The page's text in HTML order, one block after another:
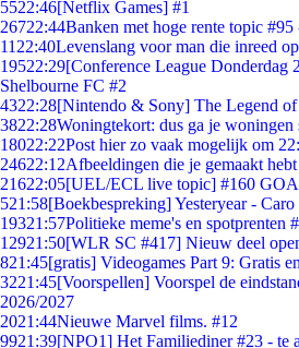
5522:46[Netflix Games] #1
26722:44Banken met hoge rente topic
11 22:40Levenslang voor man die inreed
19522:29[Conference League Donderdag
Shelbourne FC #2
4322:28[Nintendo & Sony] The Legend of
3822:28Woningtekort: dus ga je woningen
18022:22Post hier zo vaak mogelijk om
24622:12Afbeeldingen die je gemaakt
21622:05[UEL/ECL live topic] #160
521:58[Boekbespreking] Yesteryear -
19321:57Politieke meme's en spotprenten
12921:50[WLR SC #417] Nieuw deel
821:45[gratis] Videogames Part 9: Gratis
3221:45[Voorspellen] Voorspel de
2026/2027
2021:44Nieuwe Marvel films. #12
9921:39[NPO1] Het Familiediner #23 - te